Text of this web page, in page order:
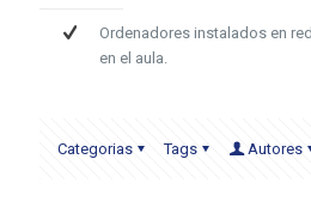
Ordenadores instalados en
en el aula.
Categorias Tags Autores